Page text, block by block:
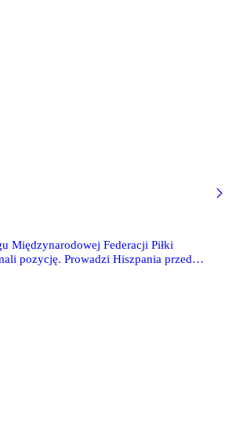
Międzynarodowej Federacji Piłki
pozycję. Prowadzi Hiszpania przed